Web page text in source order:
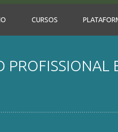
CURSOS
PROFISSIONAL